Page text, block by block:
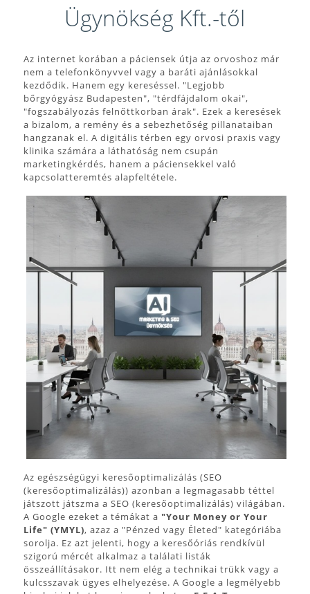
Ügynökség Kft.-től
Az internet korában a páciensek útja az orvoshoz már
nem a telefonkönyvvel vagy a baráti ajánlásokkal
kezdődik. Hanem egy kereséssel. "Legjobb
bőrgyógyász Budapesten", "térdfájdalom okai",
"fogszabályozás felnőttkorban árak". Ezek a keresések
a bizalom, a remény és a sebezhetőség pillanataiban
hangzanak el. A digitális térben egy orvosi praxis vagy
klinika számára a láthatóság nem csupán
marketingkérdés, hanem a páciensekkel való
kapcsolatteremtés alapfeltétele.
Az egészségügyi keresőoptimalizálás (SEO
(keresőoptimalizálás)) azonban a legmagasabb téttel
játszott játszma a SEO (keresőoptimalizálás) világában.
A Google ezeket a témákat a "Your Money or Your
Life" (YMYL), azaz a "Pénzed vagy Életed" kategóriába
sorolja. Ez azt jelenti, hogy a keresőóriás rendkívül
szigorú mércét alkalmaz a találati listák
összeállításakor. Itt nem elég a technikai trükk vagy a
kulcsszavak ügyes elhelyezése. A Google a legmélyebb